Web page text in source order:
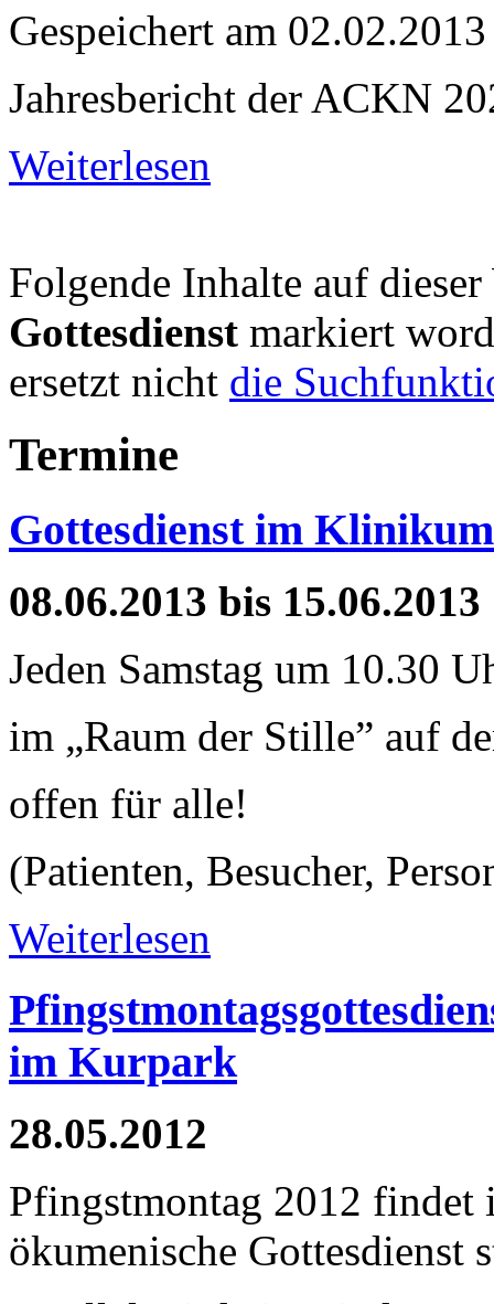
Gespeichert am 02.02.2013
Jahresbericht der ACKN
Weiterlesen
Folgende Inhalte auf
Gottesdienst markiert
ersetzt nicht die
Termine
Gottesdienst im
08.06.2013 bis 15.06.2013
Jeden Samstag um 10.30
im „Raum der Stille” auf
offen für alle!
(Patienten, Besucher,
Weiterlesen
im Kurpark
28.05.2012
Pfingstmontag 2012
ökumenische Gottesdienst